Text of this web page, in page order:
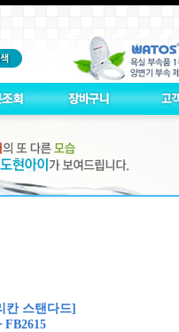
칸 스탠다드]
FB2615